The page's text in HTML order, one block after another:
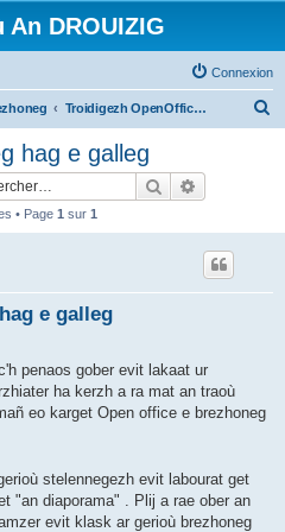
DROUIZIG
Connexion
Troidigezh OpenOffice.org e brezhoneg (1.1.x, 2.x ha 3.x)
hag e galleg
Rechercher
• Page 1 sur 1
e galleg
penaos gober evit lakaat ur
ha kerzh a ra mat an traoù
eo karget Open office e brezhoneg
stelennegezh evit labourat get
"an diaporama" . Plij a rae ober an
evit klask ar gerioù brezhoneg